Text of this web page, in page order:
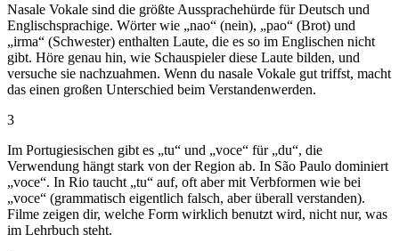
Nasale Vokale sind die größte Aussprachehürde für Deutsch und
Englischsprachige. Wörter wie „nao“ (nein), „pao“ (Brot) und
„irma“ (Schwester) enthalten Laute, die es so im Englischen nicht
gibt. Höre genau hin, wie Schauspieler diese Laute bilden, und
versuche sie nachzuahmen. Wenn du nasale Vokale gut triffst, macht
das einen großen Unterschied beim Verstandenwerden.
3
Im Portugiesischen gibt es „tu“ und „voce“ für „du“, die
Verwendung hängt stark von der Region ab. In São Paulo dominiert
„voce“. In Rio taucht „tu“ auf, oft aber mit Verbformen wie bei
„voce“ (grammatisch eigentlich falsch, aber überall verstanden).
Filme zeigen dir, welche Form wirklich benutzt wird, nicht nur, was
im Lehrbuch steht.